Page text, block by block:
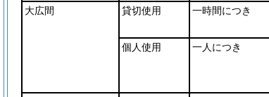
大広間
貸切使用 一時間につき
個人使用
一人につき